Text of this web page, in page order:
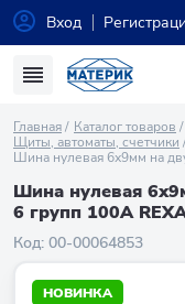
Вход
Главная Каталог товаров
Щиты, автоматы, счетчики
Шина нулевая 6х9мм на
Шина нулевая
6 групп 100А
Код: 00-00064853
НОВИНКА